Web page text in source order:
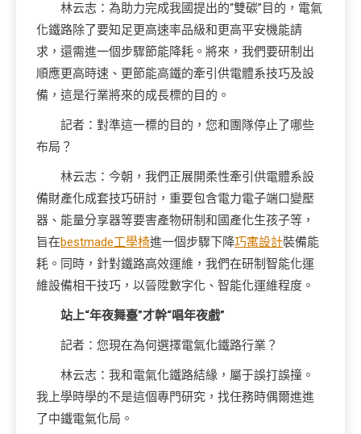
林云志：為助力完成我國提出的“雙碳”目的，電氣
化鐵路除了要知足更高速率品級和更高平安機能請
求，還需進一個步驟節能降耗。將來，我們要研制出
順應更高時速、更節能高鐵的牽引供電體系技巧及設
備，這是行業將來的成長標的目的。
記者：對準這一標的目的，您和團隊停止了哪些
布局？
林云志：今朝，我們正展開柔性牽引供電體系設
備財產化成套技巧研討，重要包含電力電子端口變壓
器、能量分享器等要害產物研制和國產化生孩子等，
旨在bestmade工學椅進一個步驟下降巧寓設計裝備能
耗。同時，針對鐵路高效運維，我們在研制智能化運
維設備相干技巧，以晉陞數字化、智能化運維程度。
站上“年夜舞臺”才幹“唱年夜戲”
記者：您現在為何選擇電氣化鐵路行業？
林云志：我和電氣化鐵路結緣，屬于誤打誤撞。
我上學時學的不是這個專門研究，找任務時偶爾進進
了中鐵電氣化局。